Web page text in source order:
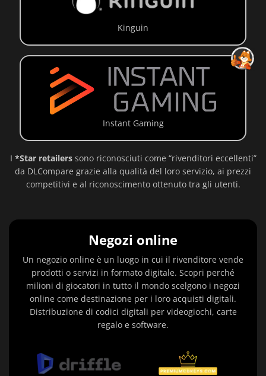
Kinguin
Instant Gaming
I *Star retailerssono riconosciuti come “rivenditori eccellenti”
da DLCompare grazie alla qualità del loro servizio, ai prezzi
competitivi e al riconoscimento ottenuto tra gli utenti.
Negozi online
Un negozio online è un luogo in cui il rivenditore vende
prodotti o servizi in formato digitale. Scopri perché
milioni di giocatori in tutto il mondo scelgono i negozi
online come destinazione per i loro acquisti digitali.
Distribuzione di codici digitali per videogiochi, carte
regalo e software.